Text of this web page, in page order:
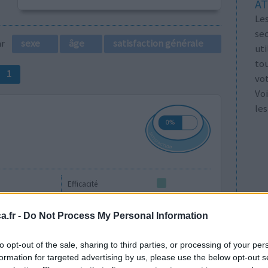
- Do Not Process My Personal Information
opt-out of the sale, sharing to third parties, or processing of your
for targeted advertising by us, please use the below opt-out
sexe âge satisfaction générale
1
Efficacité
secondaires
0 réactions